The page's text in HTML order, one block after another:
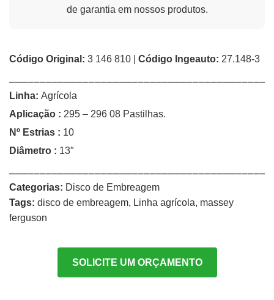
de garantia em nossos produtos.
Código Original: 3 146 810 | Código Ingeauto: 27.148-3
Linha: Agrícola
Aplicação : 295 – 296 08 Pastilhas.
Nº Estrias : 10
Diâmetro : 13″
Categorias: Disco de Embreagem
Tags: disco de embreagem, Linha agrícola, massey
ferguson
SOLICITE UM ORÇAMENTO